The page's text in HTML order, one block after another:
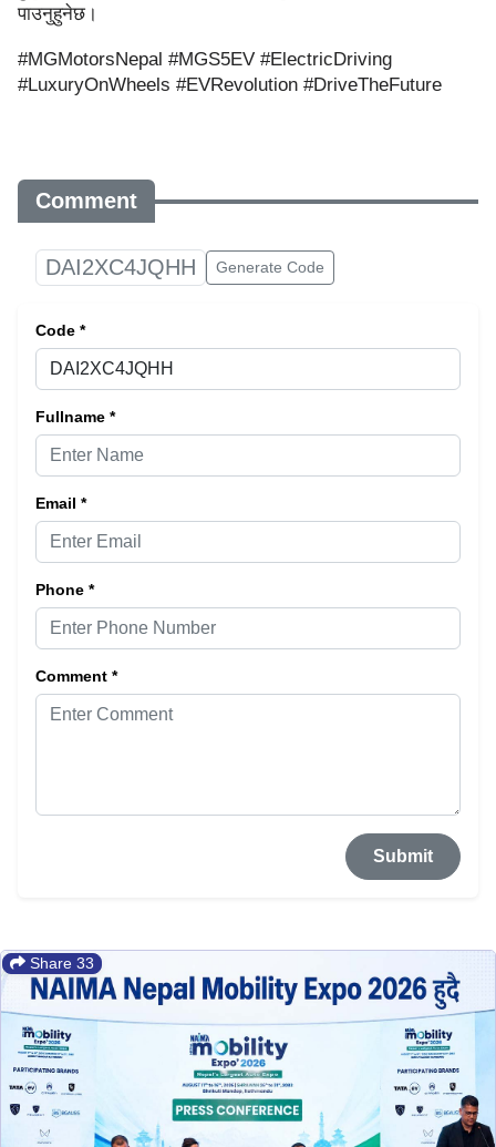
पाउनुहुनेछ।
#MGMotorsNepal #MGS5EV #ElectricDriving
#LuxuryOnWheels #EVRevolution #DriveTheFuture
Comment
DAI2XC4JQHH Generate Code
Code *
Fullname *
Email *
Phone *
Comment *
Submit
Share 33